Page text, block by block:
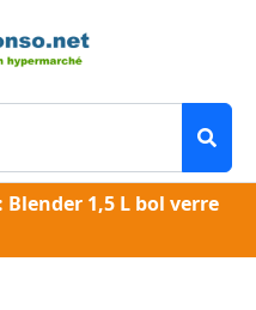
1,5 L bol verre